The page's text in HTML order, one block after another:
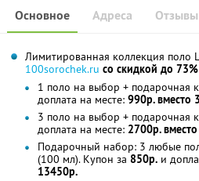
Основное Отзывы
Адреса
Лимитированная коллекция поло
100sorochek.ru со скидкой до 73%
1 поло на выбор + подарочная
доплата на месте: 990р. вместо
3 поло на выбор + подарочная
доплата на месте: 2700р.
Подарочный набор: 3 любые
(100 мл). Купон за 850р. и
13450р.